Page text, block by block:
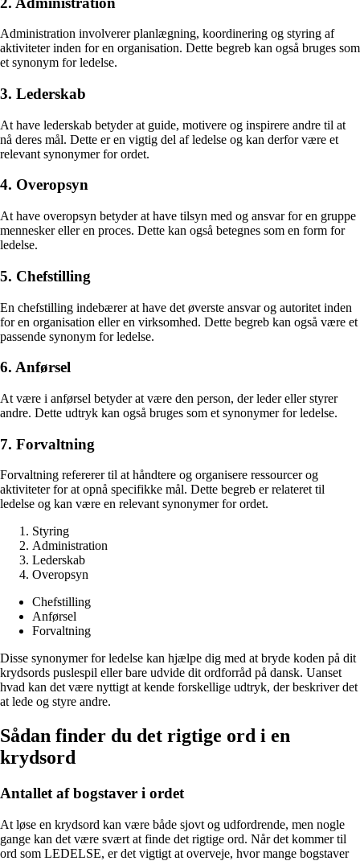
Administration involverer planlægning, koordinering og styring af
aktiviteter inden for en organisation. Dette begreb kan også bruges som
et synonym for ledelse.
3. Lederskab
At have lederskab betyder at guide, motivere og inspirere andre til at
nå deres mål. Dette er en vigtig del af ledelse og kan derfor være et
relevant synonymer for ordet.
4. Overopsyn
At have overopsyn betyder at have tilsyn med og ansvar for en gruppe
mennesker eller en proces. Dette kan også betegnes som en form for
ledelse.
5. Chefstilling
En chefstilling indebærer at have det øverste ansvar og autoritet inden
for en organisation eller en virksomhed. Dette begreb kan også være et
passende synonym for ledelse.
6. Anførsel
At være i anførsel betyder at være den person, der leder eller styrer
andre. Dette udtryk kan også bruges som et synonymer for ledelse.
7. Forvaltning
Forvaltning refererer til at håndtere og organisere ressourcer og
aktiviteter for at opnå specifikke mål. Dette begreb er relateret til
ledelse og kan være en relevant synonymer for ordet.
Styring
Administration
Lederskab
Overopsyn
Chefstilling
Anførsel
Forvaltning
Disse synonymer for ledelse kan hjælpe dig med at bryde koden på dit
krydsords puslespil eller bare udvide dit ordforråd på dansk. Uanset
hvad kan det være nyttigt at kende forskellige udtryk, der beskriver det
at lede og styre andre.
Sådan finder du det rigtige ord i en
krydsord
Antallet af bogstaver i ordet
At løse en krydsord kan være både sjovt og udfordrende, men nogle
gange kan det være svært at finde det rigtige ord. Når det kommer til
ord som LEDELSE, er det vigtigt at overveje, hvor mange bogstaver